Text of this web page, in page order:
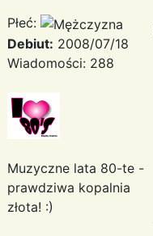
Płeć:
Debiut: 2008/07/18
Wiadomości: 288
Muzyczne lata 80-te -
prawdziwa kopalnia
złota! :)